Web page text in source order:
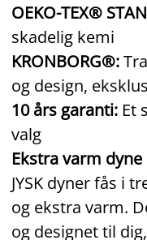
OEKO-TEX®
skadelig kemi
KRONBORG®:
og design,
10 års garanti: Et
valg
Ekstra varm dyne
JYSK dyner fås i
og ekstra varm.
og designet til